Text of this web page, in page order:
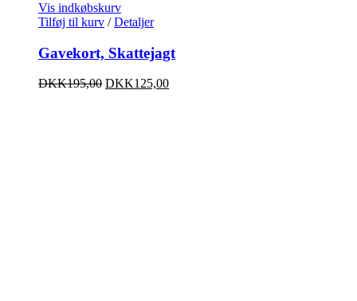
Vis indkøbskurv
Tilføj til kurv / Detaljer
Gavekort, Skattejagt
DKK195,00 DKK125,00